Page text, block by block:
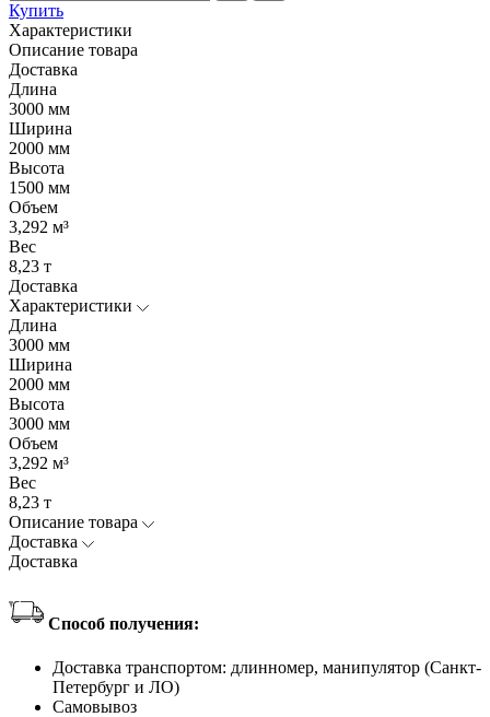
Купить
Характеристики
Описание товара
Доставка
Длина
3000 мм
Ширина
2000 мм
Высота
1500 мм
Объем
3,292 м³
Вес
8,23 т
Доставка
Характеристики
Длина
3000 мм
Ширина
2000 мм
Высота
3000 мм
Объем
3,292 м³
Вес
8,23 т
Описание товара
Доставка
Доставка
Способ получения:
Доставка транспортом: длинномер, манипулятор (Санкт-
Петербург и ЛО)
Самовывоз